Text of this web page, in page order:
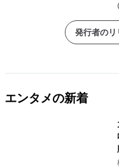
発行者のリ
エンタメの新着